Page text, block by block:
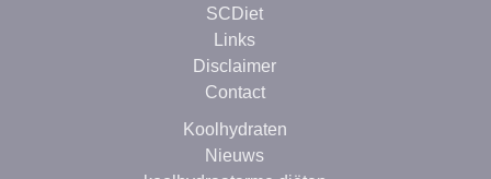
SCDiet
Links
Disclaimer
Contact
Koolhydraten
Nieuws